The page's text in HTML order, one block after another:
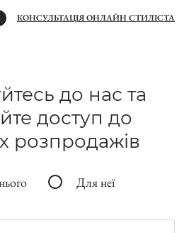
КОНСУЛЬТАЦІЯ ОНЛАЙН СТИЛІСТА
до нас та
доступ до
розпродажів
Для неї